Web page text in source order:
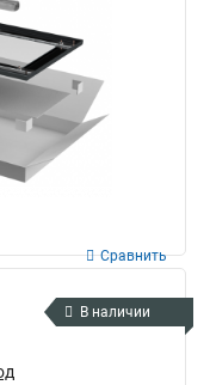
Сравнить
В наличии